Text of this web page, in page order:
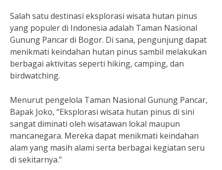
Salah satu destinasi eksplorasi wisata hutan pinus
yang populer di Indonesia adalah Taman Nasional
Gunung Pancar di Bogor. Di sana, pengunjung dapat
menikmati keindahan hutan pinus sambil melakukan
berbagai aktivitas seperti hiking, camping, dan
birdwatching.
Menurut pengelola Taman Nasional Gunung Pancar,
Bapak Joko, “Eksplorasi wisata hutan pinus di sini
sangat diminati oleh wisatawan lokal maupun
mancanegara. Mereka dapat menikmati keindahan
alam yang masih alami serta berbagai kegiatan seru
di sekitarnya.”